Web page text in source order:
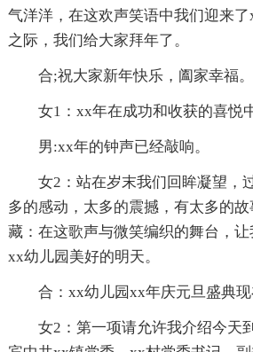
气洋洋，在这欢声笑语中我们迎来
之际，我们给大家拜年了。
合;祝大家新年快乐，阖家幸福。
女1：xx年在成功和收获的喜悦
男:xx年的钟声已经敲响。
女2：站在岁末我们回眸凝望，
多的感动，太多的震撼，有太多的
藏：在这歌声与微笑编织的舞台，
xx幼儿园美好的明天。
合：xx幼儿园xx年庆元旦盛典现
女2：第一项请允许我介绍今天